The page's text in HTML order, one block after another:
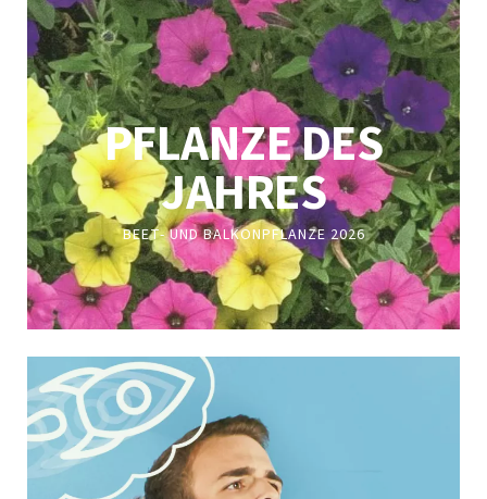
PFLANZE DES
JAHRES
BEET- UND BALKONPFLANZE 2026